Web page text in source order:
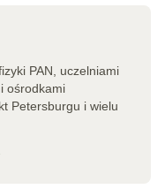
PAN, uczelniami
ośrodkami
Petersburgu i wielu